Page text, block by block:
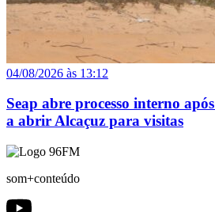
04/08/2026 às 13:12
Seap abre processo interno
a abrir Alcaçuz para visitas
som+conteúdo